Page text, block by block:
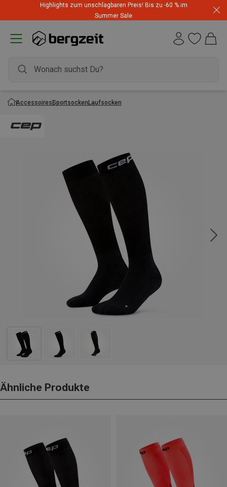
Highlights zum unschlagbaren Preis! Bis zu -60 % im
Summer Sale
AccessoiresSportsockenLaufsocken
Ähnliche Produkte